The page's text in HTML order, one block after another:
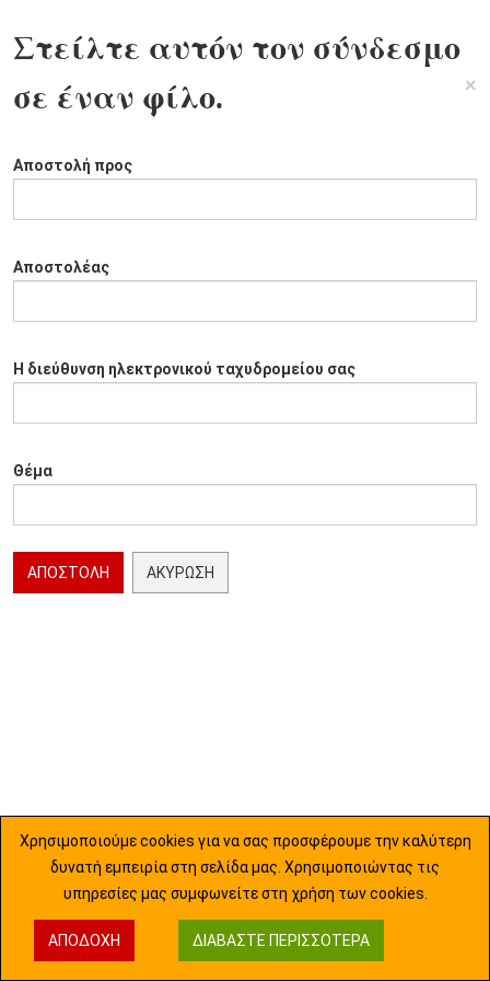
Στείλτε αυτόν τον σύνδεσμο
σε έναν φίλο.
×
Αποστολή προς
Αποστολέας
Η διεύθυνση ηλεκτρονικού ταχυδρομείου σας
Θέμα
ΑΠΟΣΤΟΛΉ ΑΚΎΡΩΣΗ
Χρησιμοποιούμε cookies για να σας προσφέρουμε την καλύτερη
δυνατή εμπειρία στη σελίδα μας. Χρησιμοποιώντας τις
υπηρεσίες μας συμφωνείτε στη χρήση των cookies.
ΑΠΟΔΟΧΉ ΔΙΑΒΆΣΤΕ ΠΕΡΙΣΣΌΤΕΡΑ